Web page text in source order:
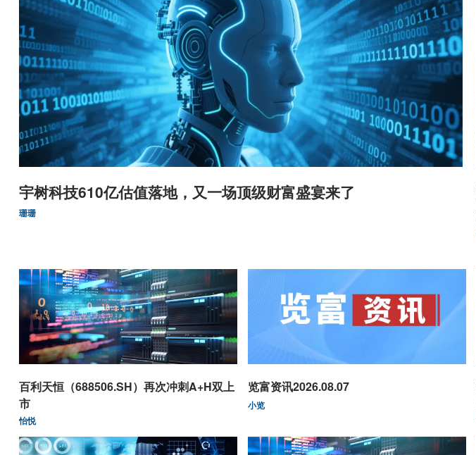
宇树科技610亿估值落地，又一场顶级财富盛宴来了
珊珊
百利天恒（688506.SH）再次冲刺A+H双上
市
怡悦
览富资讯2026.08.07
小览